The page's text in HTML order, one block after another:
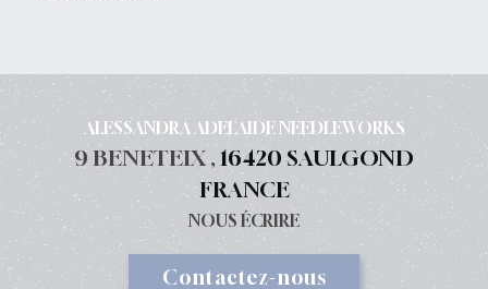
ALESSANDRA ADELAIDE NEEDLEWORKS
9 BENETEIX ,16420 SAULGOND
FRANCE
NOUS ÉCRIRE
Contactez-nous